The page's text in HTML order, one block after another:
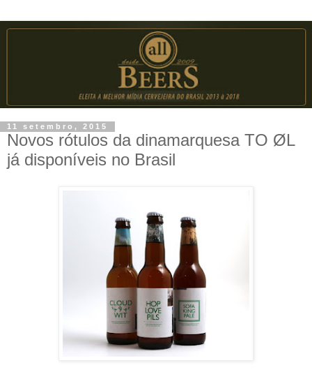
11 setembro, 2015
Novos rótulos da dinamarquesa TO ØL
já disponíveis no Brasil